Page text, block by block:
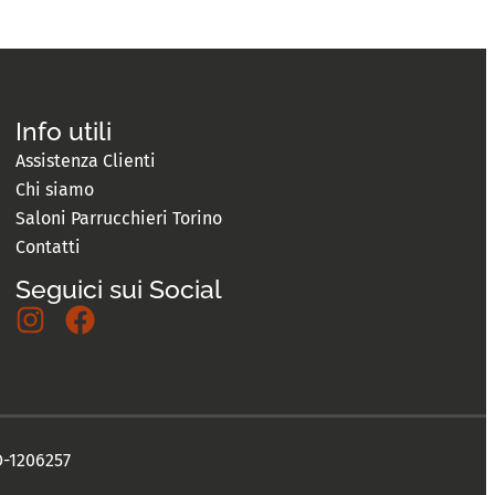
Info utili
Assistenza Clienti
Chi siamo
Saloni Parrucchieri Torino
Contatti
Seguici sui Social
1206257